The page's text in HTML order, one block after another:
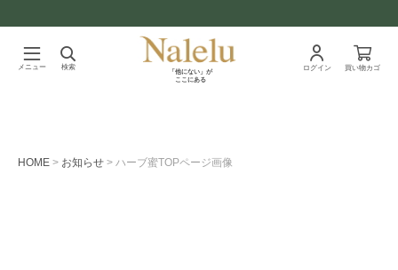
メニュー 検索
「他にない」が
ここにある
ログイン 買い物カゴ
HOME お知らせ ハーブ蜜TOPページ画像